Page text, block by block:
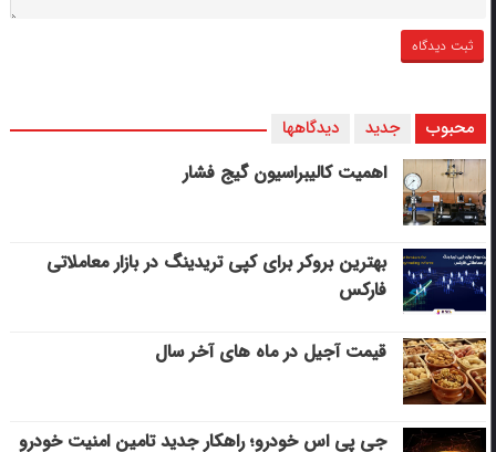
محبوب جدید دیدگاهها
اهمیت کالیبراسیون گیج فشار
بهترین بروکر برای کپی‌ تریدینگ در بازار معاملاتی
فارکس
قیمت آجیل در ماه های آخر سال
جی پی اس خودرو؛ راهکار جدید تامین امنیت خودرو